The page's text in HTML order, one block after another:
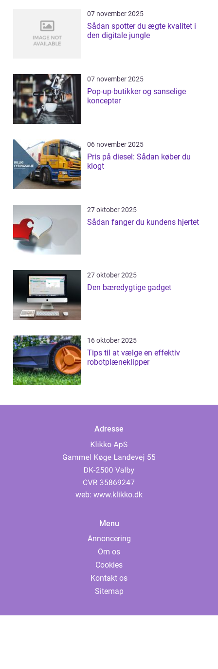
07 november 2025
Sådan spotter du ægte kvalitet i
den digitale jungle
07 november 2025
Pop-up-butikker og sanselige
koncepter
06 november 2025
Pris på diesel: Sådan køber du
klogt
27 oktober 2025
Sådan fanger du kundens hjertet
27 oktober 2025
Den bæredygtige gadget
16 oktober 2025
Tips til at vælge en effektiv
robotplæneklipper
Adresse
web: www.klikko.dk
Menu
Annoncering
Om os
Cookies
Kontakt os
Sitemap